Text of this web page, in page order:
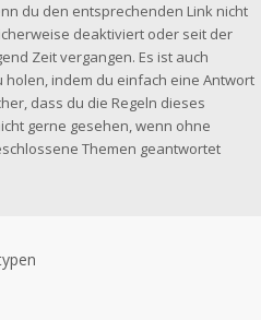
du den entsprechenden Link nicht
deaktiviert oder seit der
Zeit vergangen. Es ist auch
holen, indem du einfach eine Antwort
dass du die Regeln dieses
gerne gesehen, wenn ohne
Themen geantwortet